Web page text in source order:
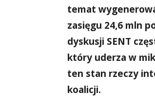
temat
zasięgu 24,6 mln
dyskusji SENT
który uderza w
ten stan rzeczy
koalicji.